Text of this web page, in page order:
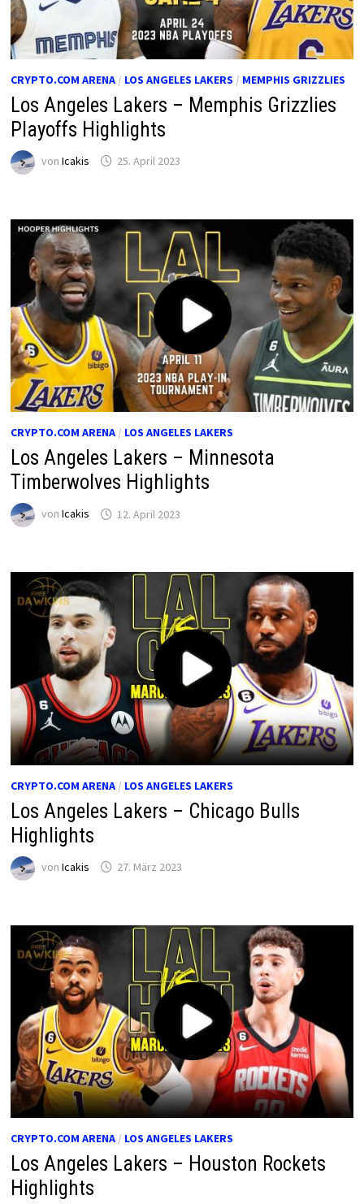
CRYPTO.COM ARENA/ LOS ANGELES LAKERS / MEMPHIS GRIZZLIES
Los Angeles Lakers – Memphis Grizzlies
Playoffs Highlights
von Icakis 25. April 2023
CRYPTO.COM ARENA/ LOS ANGELES LAKERS
Los Angeles Lakers – Minnesota
Timberwolves Highlights
von Icakis 12. April 2023
CRYPTO.COM ARENA/ LOS ANGELES LAKERS
Los Angeles Lakers – Chicago Bulls
Highlights
von Icakis 27. März 2023
CRYPTO.COM ARENA/ LOS ANGELES LAKERS
Los Angeles Lakers – Houston Rockets
Highlights